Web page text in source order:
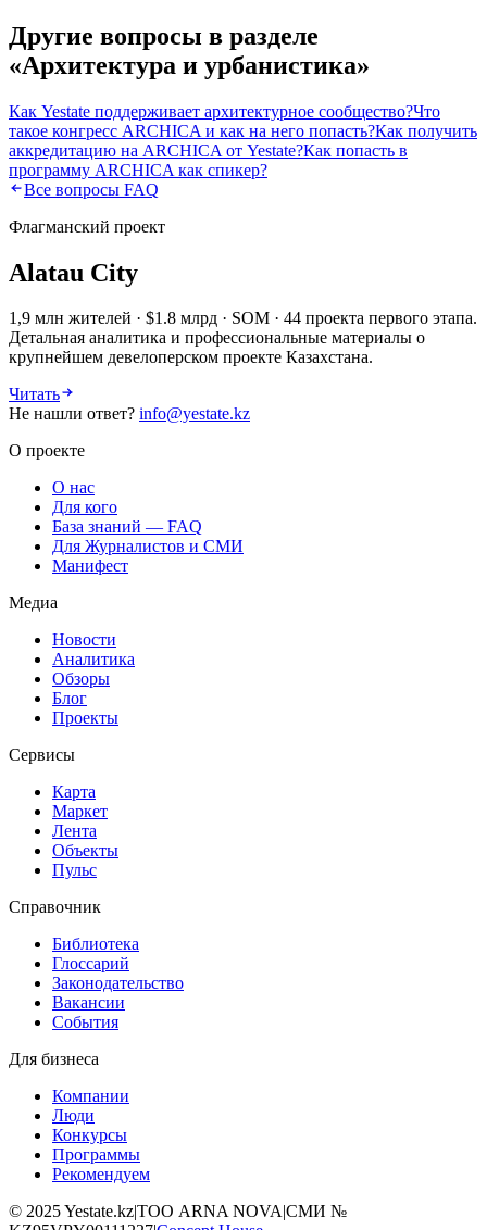
Другие вопросы в разделе
«Архитектура и урбанистика»
Как Yestate поддерживает архитектурное сообщество?Что
такое конгресс ARCHICA и как на него попасть?Как получить
аккредитацию на ARCHICA от Yestate?Как попасть в
программу ARCHICA как спикер?
Все вопросы FAQ
Флагманский проект
Alatau City
1,9 млн жителей · $1.8 млрд · SOM · 44 проекта первого этапа.
Детальная аналитика и профессиональные материалы о
крупнейшем девелоперском проекте Казахстана.
Читать
Не нашли ответ? info@yestate.kz
О проекте
О нас
Для кого
База знаний — FAQ
Для Журналистов и СМИ
Манифест
Медиа
Новости
Аналитика
Обзоры
Блог
Проекты
Сервисы
Карта
Маркет
Лента
Объекты
Пульс
Справочник
Библиотека
Глоссарий
Законодательство
Вакансии
События
Для бизнеса
Компании
Люди
Конкурсы
Программы
Рекомендуем
© 2025Yestate.kz|ТОО ARNA NOVA|СМИ №